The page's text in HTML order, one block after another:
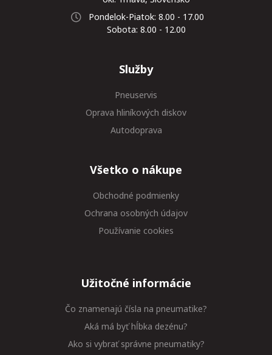
Pondelok-Piatok: 8.00 - 17.00
Sobota: 8.00 - 12.00
Služby
Pneuservis
Oprava hliníkových diskov
Autodoprava
Všetko o nákupe
Obchodné podmienky
Ochrana osobných údajov
Používanie cookies
Užitočné informácie
Čo znamenajú čísla na pneumatike?
Aká má byť hĺbka dezénu?
Ako si vybrať správne pneumatiky?